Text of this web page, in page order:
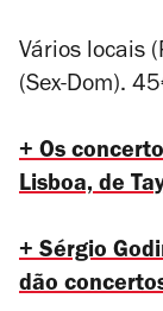
Vários locais
(Sex-Dom).
+ Os
Lisboa, de
+ Sérgio
dão